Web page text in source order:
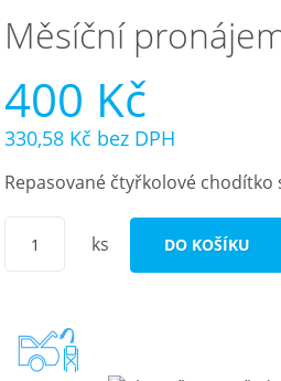
Měsíční
400 Kč
330,58 Kč bez DPH
Repasované čtyřkolové
ks DO KOŠÍKU